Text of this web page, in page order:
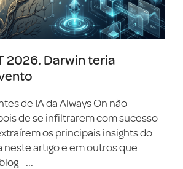
2026. Darwin teria
de IA da Always On não
de se infiltrarem com sucesso
os principais insights do
artigo e em outros que
–...